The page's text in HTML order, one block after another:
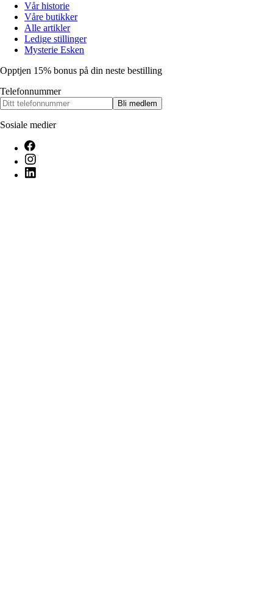
Vår historie
Våre butikker
Alle artikler
Ledige stillinger
Mysterie Esken
Opptjen 15% bonus på din neste bestilling
Telefonnummer
Bli medlem
Sosiale medier